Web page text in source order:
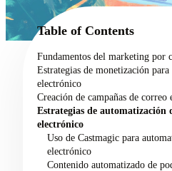
02 Casos de uso
Precios
Acerca de
Table of Contents
Fundamentos del marketing por
Estrategias de monetización
electrónico
Creación de campañas de
Estrategias de
electrónico
Uso de Castmagic para
electrónico
Contenido automatizado de